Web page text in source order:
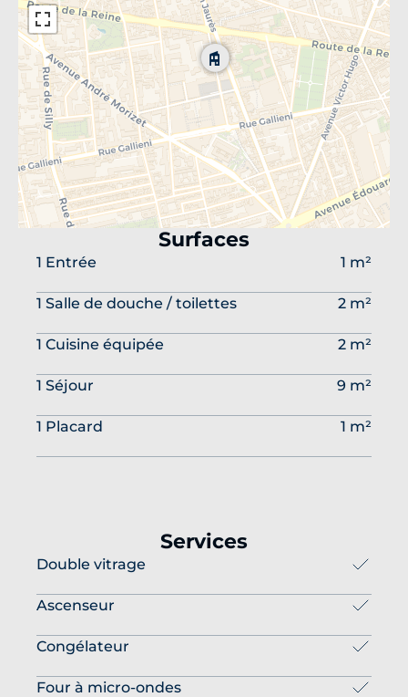
Surfaces
1 Entrée 1 m²
1 Salle de douche / toilettes 2 m²
1 Cuisine équipée 2 m²
1 Séjour 9 m²
1 Placard 1 m²
Services
Double vitrage
Ascenseur
Congélateur
Four à micro-ondes